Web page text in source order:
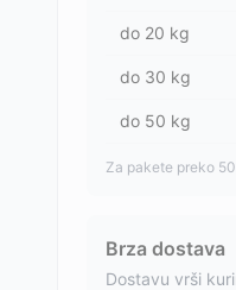
do 20 kg
do 30 kg
do 50 kg
Za pakete preko
Brza dostava
Dostavu vrši